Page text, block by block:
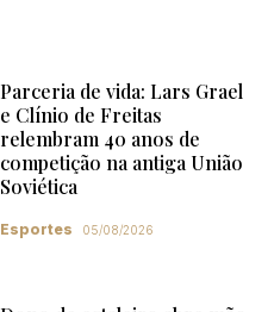
Parceria de vida: Lars Grael
e Clínio de Freitas
relembram 40 anos de
competição na antiga União
Soviética
Esportes 05/08/2026